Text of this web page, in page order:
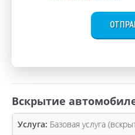
Вскрытие
Базовая услуга